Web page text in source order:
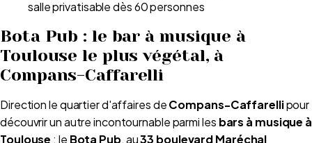
salle privatisable dès 60 personnes
Bota Pub : le bar à musique à
Toulouse le plus végétal, à
Compans-Caffarelli
Direction le quartier d'affaires deCompans-Caffarellipour
découvrir un autre incontournable parmi les bars à musique à
Toulouse : le Bota Pub, au33 boulevard Maréchal